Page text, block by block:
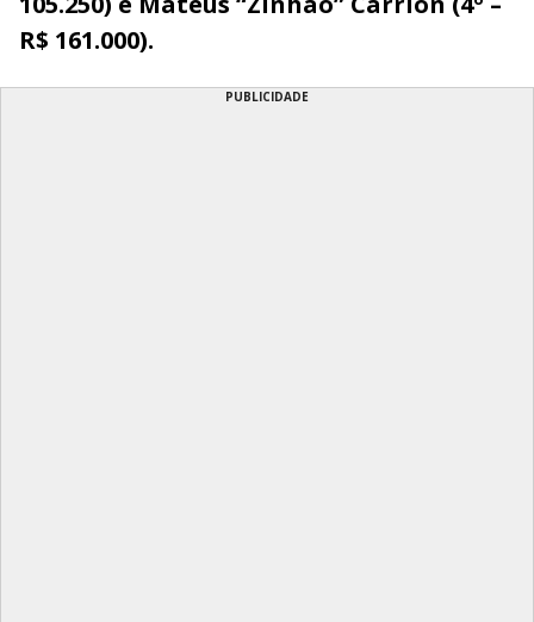
R$ 161.000).
PUBLICIDADE